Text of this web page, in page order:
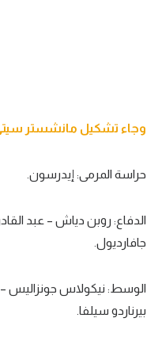
وجاء تشكيل مانشستر
حراسة المرمى: إيدرسون.
الدفاع: روبن دياش – عبد
جافارديول.
الوسط: نيكولاس جونزاليس
بيرناردو سيلفا.